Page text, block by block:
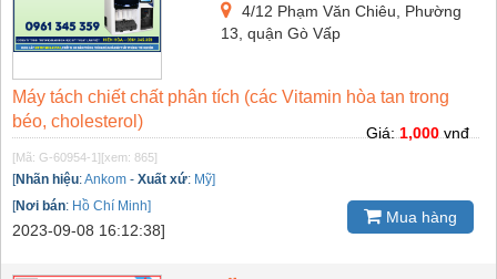
4/12 Phạm Văn Chiêu, Phường
13, quận Gò Vấp
Máy tách chiết chất phân tích (các Vitamin hòa tan trong
béo, cholesterol)
[Mã: G-60954-1] [xem: 865]
[Nhãn hiệu:Ankom - Xuất xứ: Mỹ]
[Nơi bán: Hồ Chí Minh]
2023-09-08 16:12:38]
Giá:1,000vnđ
Mua hàng